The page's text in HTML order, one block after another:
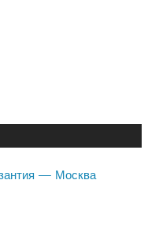
— Москва